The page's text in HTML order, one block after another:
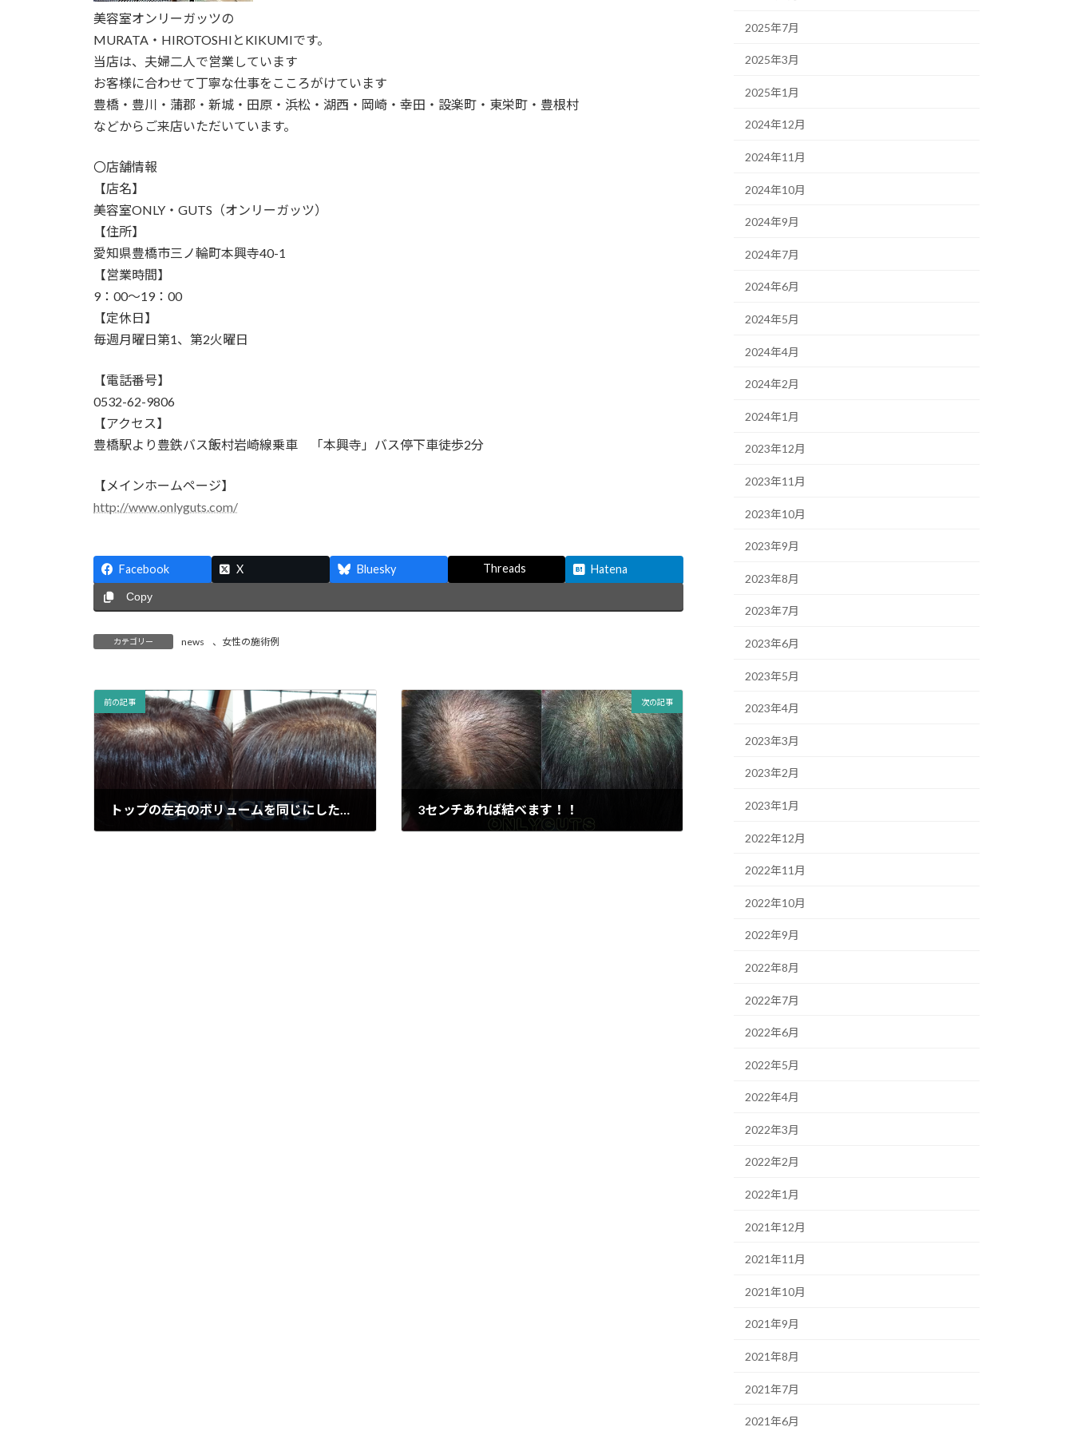
美容室オンリーガッツの
MURATA・HIROTOSHIとKIKUMIです。
当店は、夫婦二人で営業しています
お客様に合わせて丁寧な仕事をこころがけています
豊橋・豊川・蒲郡・新城・田原・浜松・湖西・岡崎・幸田・設楽町・東栄町・豊根村
などからご来店いただいています。
〇店舗情報
【店名】
美容室ONLY・GUTS（オンリーガッツ）
【住所】
愛知県豊橋市三ノ輪町本興寺40-1
【営業時間】
9：00～19：00
【定休日】
毎週月曜日第1、第2火曜日
【電話番号】
0532-62-9806
【アクセス】
豊橋駅より豊鉄バス飯村岩崎線乗車 「本興寺」バス停下車徒歩2分
【メインホームページ】
http://www.onlyguts.com/
Facebook X Bluesky Threads Hatena
Copy
カテゴリー news 、 女性の施術例
前の記事
トップの左右のボリュームを同じにしたい！！
次の記事
3センチあれば結べます！！
2025年7月
2025年3月
2025年1月
2024年12月
2024年11月
2024年10月
2024年9月
2024年7月
2024年6月
2024年5月
2024年4月
2024年2月
2024年1月
2023年12月
2023年11月
2023年10月
2023年9月
2023年8月
2023年7月
2023年6月
2023年5月
2023年4月
2023年3月
2023年2月
2023年1月
2022年12月
2022年11月
2022年10月
2022年9月
2022年8月
2022年7月
2022年6月
2022年5月
2022年4月
2022年3月
2022年2月
2022年1月
2021年12月
2021年11月
2021年10月
2021年9月
2021年8月
2021年7月
2021年6月